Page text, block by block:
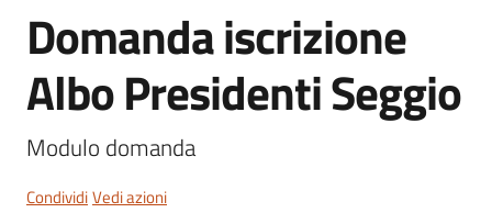
Novità
Vivere
Salta al contenuto
Domanda iscrizione
Albo Presidenti Seggio
Modulo domanda
CondividiVedi azioni